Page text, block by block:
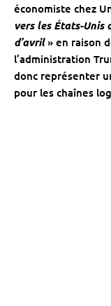
économiste chez
vers les États-Unis
d’avril» en raison
l’administration
donc représenter
pour les chaînes